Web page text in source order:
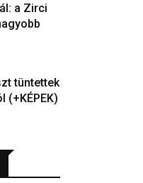
a Zirci
tüntettek
(+KÉPEK)